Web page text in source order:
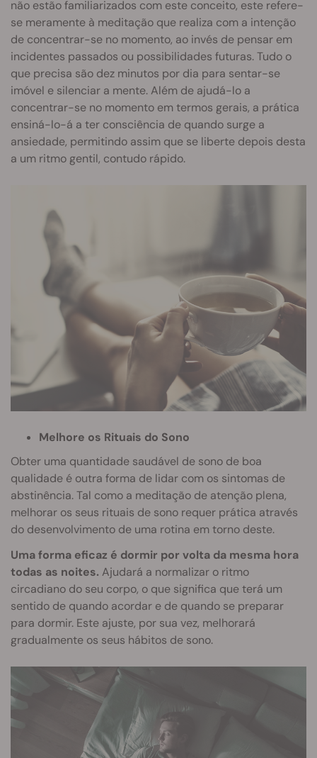
não estão familiarizados com este conceito, este refere-
se meramente à meditação que realiza com a intenção
de concentrar-se no momento, ao invés de pensar em
incidentes passados ou possibilidades futuras. Tudo o
que precisa são dez minutos por dia para sentar-se
imóvel e silenciar a mente. Além de ajudá-lo a
concentrar-se no momento em termos gerais, a prática
ensiná-lo-á a ter consciência de quando surge a
ansiedade, permitindo assim que se liberte depois desta
a um ritmo gentil, contudo rápido.
Melhore os Rituais do Sono
Obter uma quantidade saudável de sono de boa
qualidade é outra forma de lidar com os sintomas de
abstinência. Tal como a meditação de atenção plena,
melhorar os seus rituais de sono requer prática através
do desenvolvimento de uma rotina em torno deste.
Uma forma eficaz é dormir por volta da mesma hora
todas as noites. Ajudará a normalizar o ritmo
circadiano do seu corpo, o que significa que terá um
sentido de quando acordar e de quando se preparar
para dormir. Este ajuste, por sua vez, melhorará
gradualmente os seus hábitos de sono.